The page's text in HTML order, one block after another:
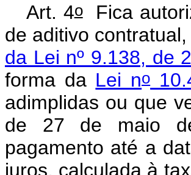
Art. 4oFica
de aditivo
da Lei nº 9.138, de
forma da Lei no
adimplidas ou que
de 27 de maio
pagamento até a
juros, calculada à